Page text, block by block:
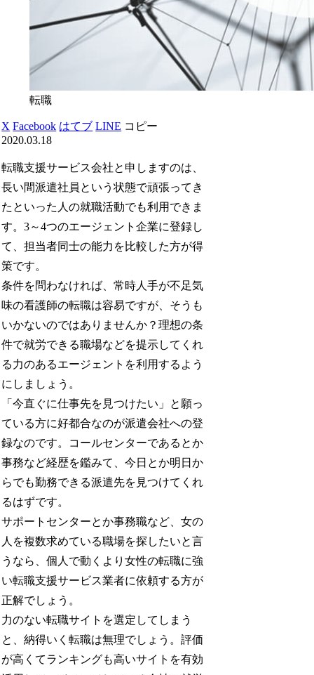
転職
X Facebook はてブ LINE コピー
2020.03.18
転職支援サービス会社と申しますのは、
長い間派遣社員という状態で頑張ってき
たといった人の就職活動でも利用できま
す。3～4つのエージェント企業に登録し
て、担当者同士の能力を比較した方が得
策です。
条件を問わなければ、常時人手が不足気
味の看護師の転職は容易ですが、そうも
いかないのではありませんか？理想の条
件で就労できる職場などを提示してくれ
る力のあるエージェントを利用するよう
にしましょう。
「今直ぐに仕事先を見つけたい」と願っ
ている方に好都合なのが派遣会社への登
録なのです。コールセンターであるとか
事務など経歴を鑑みて、今日とか明日か
らでも勤務できる派遣先を見つけてくれ
るはずです。
サポートセンターとか事務職など、女の
人を複数求めている職場を探したいと言
うなら、個人で動くより女性の転職に強
い転職支援サービス業者に依頼する方が
正解でしょう。
力のない転職サイトを選定してしまう
と、納得いく転職は無理でしょう。評価
が高くてランキングも高いサイトを有効